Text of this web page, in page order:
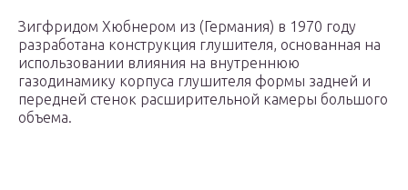
Зигфридом Хюбнером из (Германия) в 1970 году
разработана конструкция глушителя, основанная на
использовании влияния на внутреннюю
газодинамику корпуса глушителя формы задней и
передней стенок расширительной камеры большого
объема.